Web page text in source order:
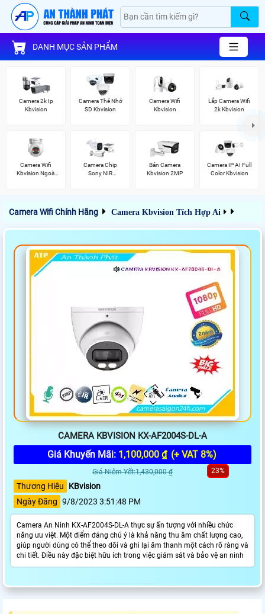
DANH MỤC SẢN PHẨM
Camera 2k Ip
Kbvision
Camera Thẻ Nhớ
SD Kbvision
Camera Wifi
Kbvision
Lắp Camera Wifi
2k Kbvision
Camera Wifi
Kbvision Ngoài
Camera Chip
Sony NIR
Bán Camera
Kbvision 2MP
Camera IP AI Full
Color Kbvision
Camera Wifi Chính Hãng Camera Kbvision Tích Hợp Ai
CAMERA KBVISION KX-AF2004S-DL-A
Giá Khuyến Mãi: 1,100,000 ₫ (+ VAT 8%)
Giá Niêm Yết:1,430,000 ₫ 23%
Thương Hiệu
KBvision
Ngày Đăng 9/8/2023 3:51:48 PM
Camera An Ninh KX-AF2004S-DL-A thực sự ấn tượng với nhiều chức
năng ưu việt. Một điểm đáng chú ý là khả năng thu âm chất lượng cao,
giúp người dùng có thể theo dõi và ghi lại âm thanh một cách rõ ràng và
chi tiết. Điều này đặc biệt hữu ích trong việc giám sát và bảo vệ an ninh